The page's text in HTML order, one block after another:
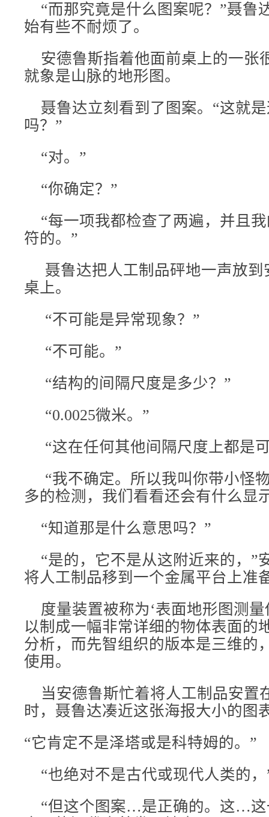
“而那究竟是什么图案呢？”聂鲁
始有些不耐烦了。
安德鲁斯指着他面前桌上的一张
就象是山脉的地形图。
聂鲁达立刻看到了图案。“这就
吗？”
“对。”
“你确定？”
“每一项我都检查了两遍，并且
符的。”
聂鲁达把人工制品砰地一声放到
桌上。
“不可能是异常现象？”
“不可能。”
“结构的间隔尺度是多少？”
“0.0025微米。”
“这在任何其他间隔尺度上都是
“我不确定。所以我叫你带小怪
多的检测，我们看看还会有什么显
“知道那是什么意思吗？”
“是的，它不是从这附近来的，”
将人工制品移到一个金属平台上准
度量装置被称为‘表面地形图测量
以制成一幅非常详细的物体表面的
分析，而先智组织的版本是三维的
使用。
当安德鲁斯忙着将人工制品安置
时，聂鲁达凑近这张海报大小的图
“它肯定不是泽塔或是科特姆的。”
“也绝对不是古代或现代人类的
“但这个图案…是正确的。这…这